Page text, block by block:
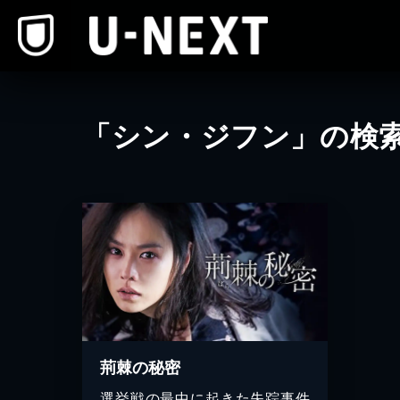
「シン・ジフン」の検
荊棘の秘密